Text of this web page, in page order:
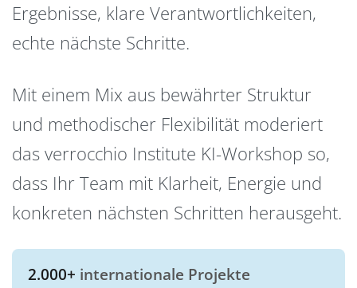
Ergebnisse, klare Verantwortlichkeiten,
echte nächste Schritte.
Mit einem Mix aus bewährter Struktur
und methodischer Flexibilität moderiert
das verrocchio Institute KI-Workshop so,
dass Ihr Team mit Klarheit, Energie und
konkreten nächsten Schritten herausgeht.
2.000+ internationale Projekte